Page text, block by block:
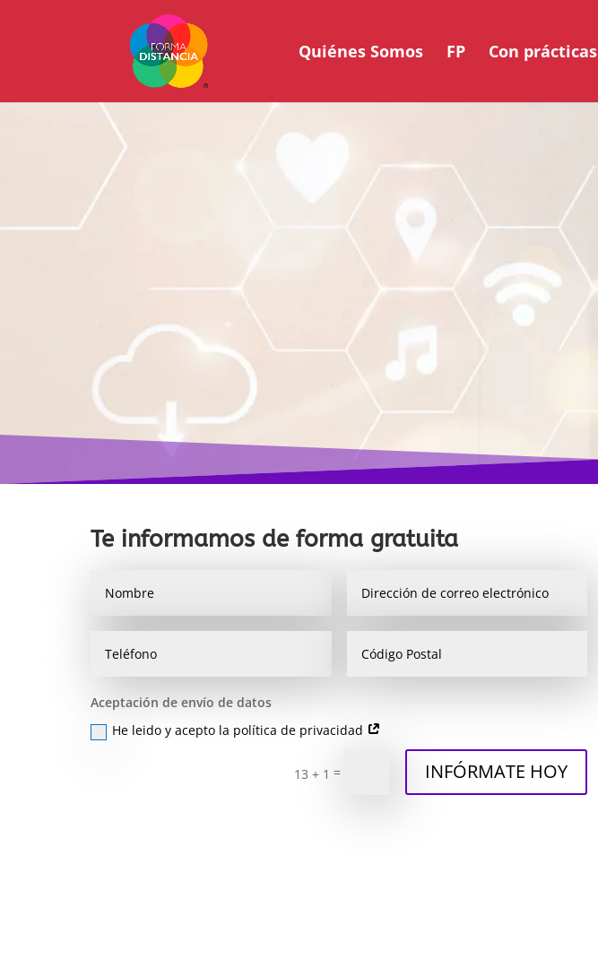
Quiénes Somos FP Con prácticas
Te informamos de forma gratuita
Aceptación de envío de datos
He leido y acepto la política de privacidad
13 + 1 = INFÓRMATE HOY